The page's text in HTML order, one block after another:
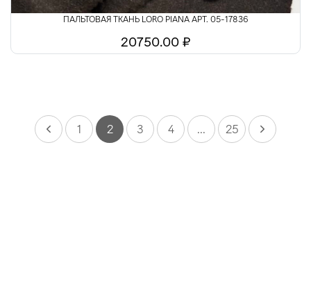
ПАЛЬТОВАЯ ТКАНЬ LORO PIANA АРТ. 05-17836
20750.00 ₽
1 2 3 4 ... 25